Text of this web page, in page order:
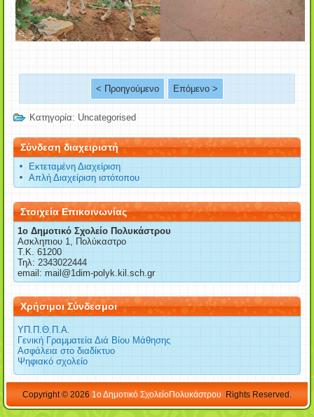
< Προηγούμενο Επόμενο >
Κατηγορία: Uncategorised
Σύνδεση διαχειριστή
Εκτεταμένη Διαχείριση
Απλή Διαχείριση ιστότοπου
Στοιχεία Επικοινωνίας
1o Δημοτικό Σχολείο Πολυκάστρου
Ασκληπιου 1, Πολύκαστρο
Τ.Κ. 61200
Τηλ: 2343022444
email: mail@1dim-polyk.kil.sch.gr
Χρήσιμοι Σύνδεσμοι
ΥΠ.Π.Θ.Π.Α.
Γενική Γραμματεία Διά Βίου Μάθησης
Ασφάλεια στο διαδίκτυο
Ψηφιακό σχολείο
Copyright © 2026 1ο Δημοτικό ΣχολείοΠολυκάστρου Rights Reserved.